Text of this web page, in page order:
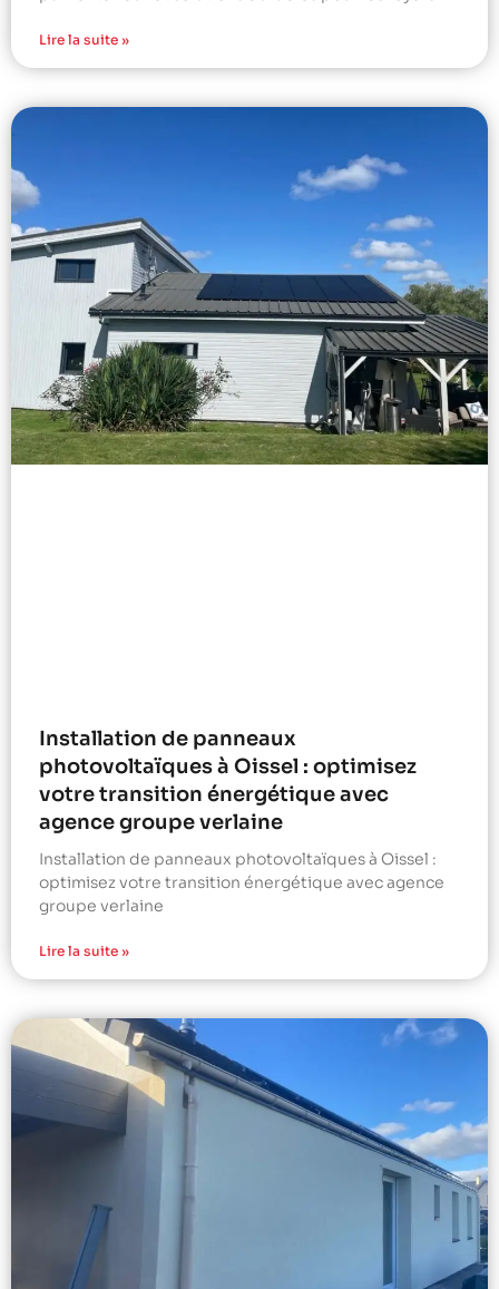
Lire la suite »
Installation de panneaux
photovoltaïques à Oissel : optimisez
votre transition énergétique avec
agence groupe verlaine
Installation de panneaux photovoltaïques à Oissel :
optimisez votre transition énergétique avec agence
groupe verlaine
Lire la suite »